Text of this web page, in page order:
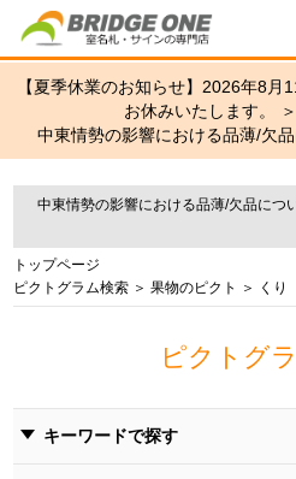
【夏季休業のお知らせ】2026年8
お休みいたします。
中東情勢の影響における品薄/欠
中東情勢の影響における品薄/欠品につ
トップページ
ピクトグラム検索 ＞ 果物のピクト ＞ くり
ピクトグ
キーワードで探す